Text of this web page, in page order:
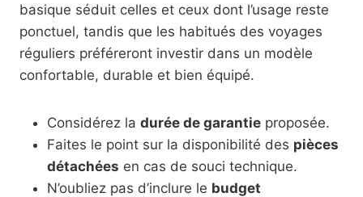
basique séduit celles et ceux dont l’usage reste
ponctuel, tandis que les habitués des voyages
réguliers préféreront investir dans un modèle
confortable, durable et bien équipé.
Considérez la durée de garantie proposée.
Faites le point sur la disponibilité des pièces
détachées en cas de souci technique.
N’oubliez pas d’inclure le budget